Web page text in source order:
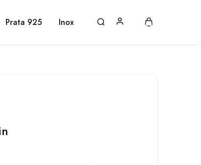
Prata 925 Inox